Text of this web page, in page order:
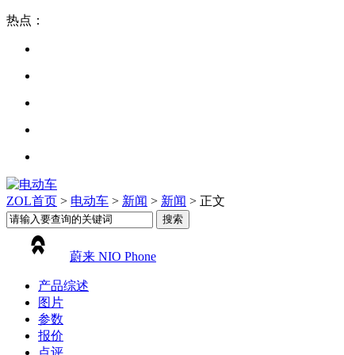
热点：
ZOL首页 > 电动车 > 新闻 > 新闻 > 正文
蔚来 NIO Phone
产品综述
图片
参数
报价
点评